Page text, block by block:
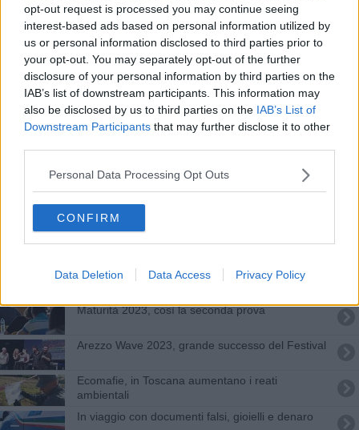
opt-out request is processed you may continue seeing
interest-based ads based on personal information utilized by
us or personal information disclosed to third parties prior to
your opt-out. You may separately opt-out of the further
disclosure of your personal information by third parties on the
IAB’s list of downstream participants. This information may
also be disclosed by us to third parties on the IAB’s List of
Downstream Participants that may further disclose it to other
Personal Data Processing Opt Outs
CONFIRM
Data Deletion Data Access Privacy Policy
"C'est la vie" in prima nazionale al Kilowatt
​Un ambasciatore “sceglie” Arezzo e Donati
Va in moto ma torna in treno "grazie" agli agenti
Arezzo, aumentano le speranze di ripescaggio
Arezzo domani scatta l’ora della verità
Al pronto soccorso arrivano sei specializzandi
San Donato "regala" un nuovo organo al Duomo
Maturità 2023, così la seconda prova
Arezzo Wave 2023, grande successo del Festival
Ecomafie, in Toscana aumentano i reati
ambientali
In viaggio con documenti falsi, gioielli e denaro